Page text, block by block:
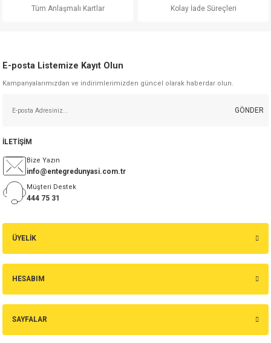
MARKA)
Tüm Anlaşmalı Kartlar Kolay İade Süreçleri
E-posta Listemize Kayıt Olun
Kampanyalarımızdan ve indirimlerimizden güncel olarak haberdar olun.
GÖNDER
ÜYELİK
HESABIM
SAYFALAR
İLETİŞİM
Bize Yazın
info@entegredunyasi.com.tr
Müşteri Destek
444 75 31